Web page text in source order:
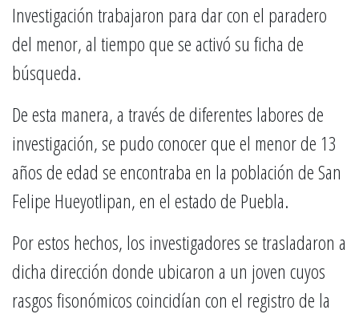
Investigación trabajaron para dar con el paradero
del menor, al tiempo que se activó su ficha de
búsqueda.
De esta manera, a través de diferentes labores de
investigación, se pudo conocer que el menor de 13
años de edad se encontraba en la población de San
Felipe Hueyotlipan, en el estado de Puebla.
Por estos hechos, los investigadores se trasladaron a
dicha dirección donde ubicaron a un joven cuyos
rasgos fisonómicos coincidían con el registro de la